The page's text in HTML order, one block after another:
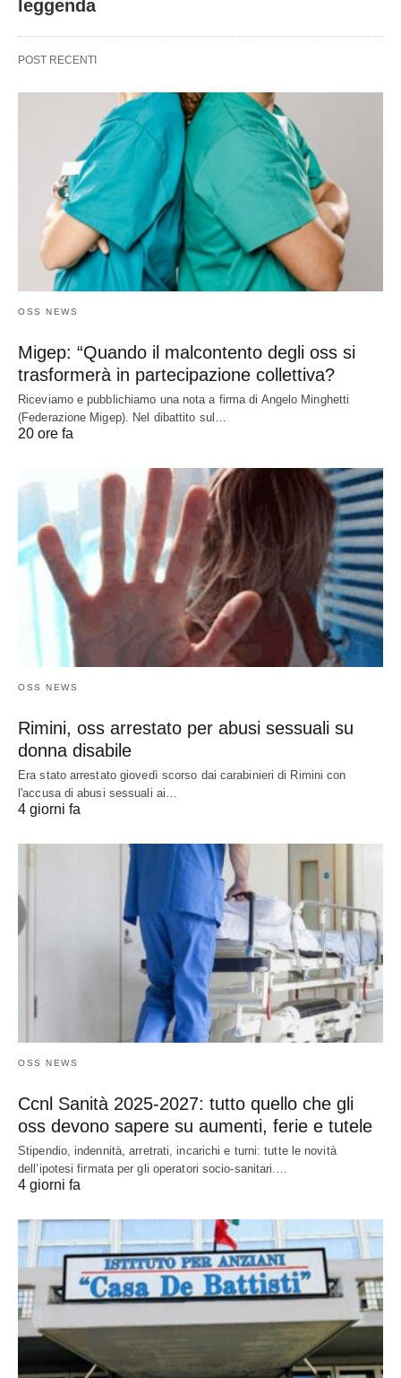
leggenda
POST RECENTI
OSS NEWS
Migep: “Quando il malcontento degli oss si
trasformerà in partecipazione collettiva?
Riceviamo e pubblichiamo una nota a firma di Angelo Minghetti
(Federazione Migep). Nel dibattito sul…
20 ore fa
OSS NEWS
Rimini, oss arrestato per abusi sessuali su
donna disabile
Era stato arrestato giovedì scorso dai carabinieri di Rimini con
l'accusa di abusi sessuali ai…
4 giorni fa
OSS NEWS
Ccnl Sanità 2025-2027: tutto quello che gli
oss devono sapere su aumenti, ferie e tutele
Stipendio, indennità, arretrati, incarichi e turni: tutte le novità
dell’ipotesi firmata per gli operatori socio-sanitari.…
4 giorni fa